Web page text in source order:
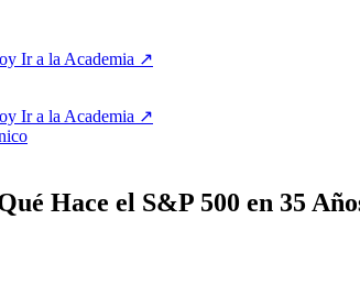
Ir a la Academia ↗
Ir a la Academia ↗
Hace el S&P 500 en 35